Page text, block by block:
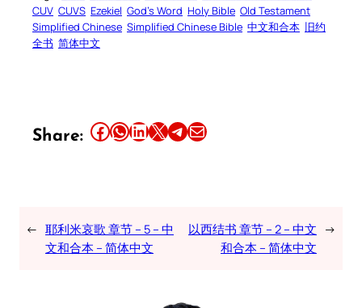
CUV CUVS Ezekiel God’s Word Holy Bible Old Testament
Simplified Chinese Simplified Chinese Bible 中文和合本 旧约
全书 简体中文
Share: Share this article on Facebook Share this article on WhatsApp Share this article on LinkedIn Share this article on X Share this article on TelegramEmail this Article
← 耶利米哀歌 章节 – 5 – 中
文和合本 – 简体中文
以西结书 章节 – 2 – 中文
和合本 – 简体中文
→